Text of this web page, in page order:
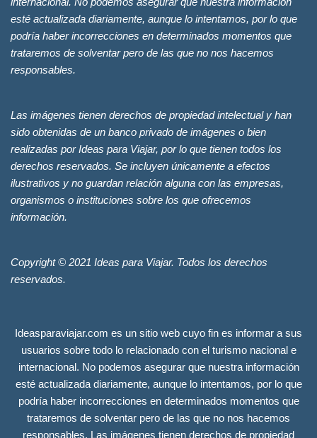
esté actualizada diariamente, aunque lo intentamos, por lo que
podría haber incorrecciones en determinados momentos que
trataremos de solventar pero de las que no nos hacemos
responsables.
Las imágenes tienen derechos de propiedad intelectual y han
sido obtenidas de un banco privado de imágenes o bien
realizadas por Ideas para Viajar, por lo que tienen todos los
derechos reservados. Se incluyen únicamente a efectos
ilustrativos y no guardan relación alguna con las empresas,
organismos o instituciones sobre los que ofrecemos
información.
Copyright © 2021 Ideas para Viajar. Todos los derechos
reservados.
Ideasparaviajar.com es un sitio web cuyo fin es informar a sus
usuarios sobre todo lo relacionado con el turismo nacional e
internacional. No podemos asegurar que nuestra información
esté actualizada diariamente, aunque lo intentamos, por lo que
podría haber incorrecciones en determinados momentos que
trataremos de solventar pero de las que no nos hacemos
responsables. Las imágenes tienen derechos de propiedad